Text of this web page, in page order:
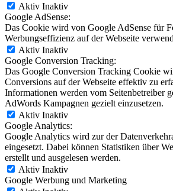
Aktiv Inaktiv
Google AdSense:
Das Cookie wird von Google AdSense für
Werbungseffizienz auf der Webseite
Aktiv Inaktiv
Google Conversion Tracking:
Das Google Conversion Tracking Cookie
Conversions auf der Webseite effektiv zu
Informationen werden vom Seitenbetreiber
AdWords Kampagnen gezielt einzusetzen.
Aktiv Inaktiv
Google Analytics:
Google Analytics wird zur der
eingesetzt. Dabei können Statistiken über
erstellt und ausgelesen werden.
Aktiv Inaktiv
Google Werbung und Marketing